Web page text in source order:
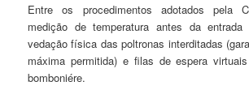
Entre os procedimentos adotados pela
medição de temperatura antes da
vedação física das poltronas interditadas
máxima permitida) e filas de espera
bomboniére.